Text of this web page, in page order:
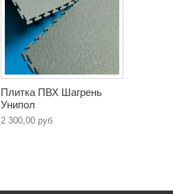
Плитка ПВХ Шагрень
Унипол
2 300,00 руб